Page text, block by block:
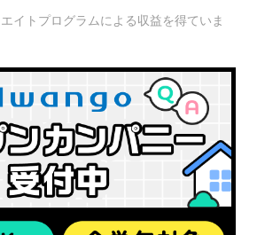
イトプログラムによる収益を得ていま